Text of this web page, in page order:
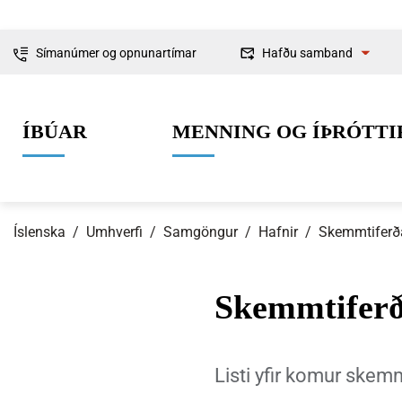
Símanúmer og opnunartímar Hafðu samband
ÍBÚAR MENNING OG
Íþróttir
Byggingarmál
Stjórnkerfi
Íslenska / Umhverfi / Samgöngur / Hafnir /
Listi yfir komur